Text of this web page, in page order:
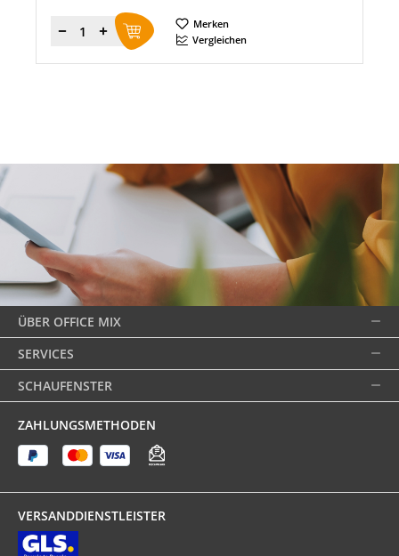
Menge
Merken
Vergleichen
ÜBER OFFICE MIX
SERVICES
SCHAUFENSTER
ZAHLUNGSMETHODEN
VERSANDDIENSTLEISTER